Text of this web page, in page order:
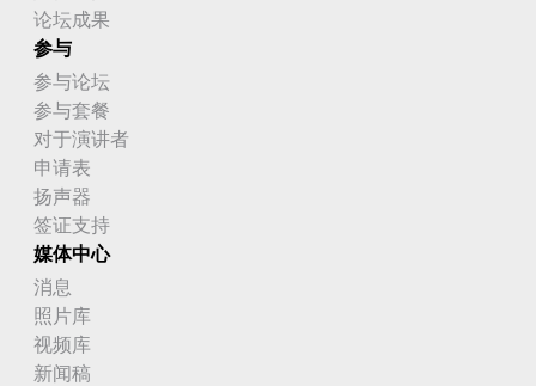
论坛成果
参与
参与论坛
参与套餐
对于演讲者
申请表
扬声器
签证支持
媒体中心
消息
照片库
视频库
新闻稿